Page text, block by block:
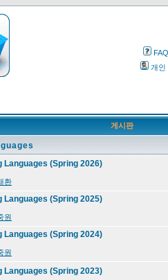
FAQ
개인
게시판
Languages (Spring 2026)
환
Languages (Spring 2025)
원
Languages (Spring 2024)
원
Languages (Spring 2023)